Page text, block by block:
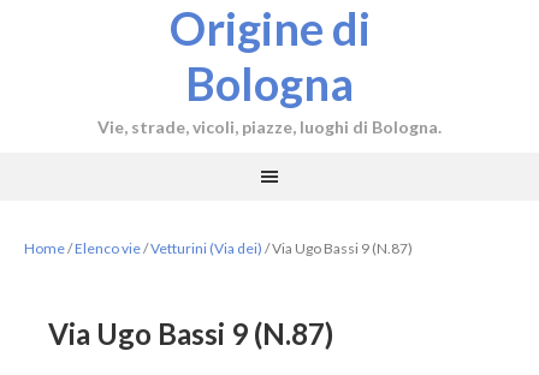
Origine di
Bologna
Vie, strade, vicoli, piazze, luoghi di Bologna.
Home/Elenco vie/Vetturini (Via dei) /Via Ugo Bassi 9 (N.87)
Via Ugo Bassi 9 (N.87)